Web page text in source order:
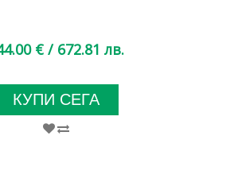
€ / 672.81 лв.
КУПИ СЕГА